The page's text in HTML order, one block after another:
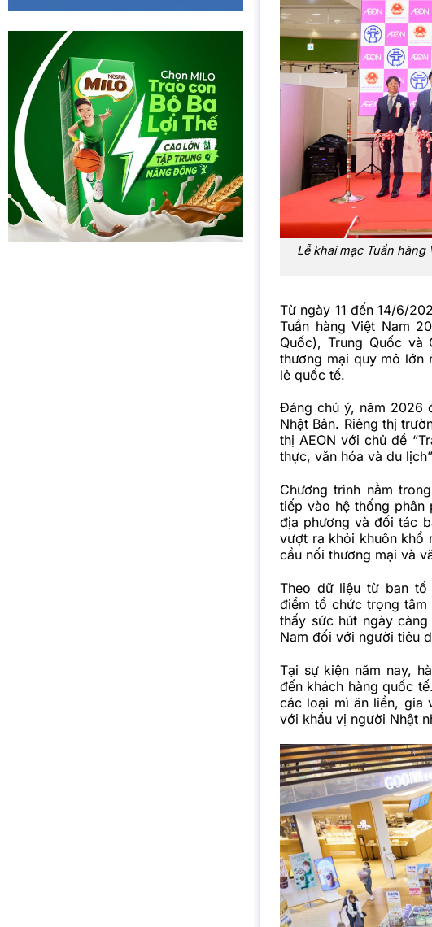
Lễ khai mạc Tuần hàng
Từ ngày 11 đến 14/6/
Tuần hàng Việt Nam
Quốc), Trung Quốc
thương mại quy mô lớn
lẻ quốc tế.
Đáng chú ý, năm 2026
Nhật Bản. Riêng thị
thị AEON với chủ đề
thực, văn hóa và du
Chương trình nằm
tiếp vào hệ thống phân
địa phương và đối tác
vượt ra khỏi khuôn khổ
cầu nối thương mại và
Theo dữ liệu từ ban tổ
điểm tổ chức trọng
thấy sức hút ngày
Nam đối với người tiêu
Tại sự kiện năm nay,
đến khách hàng quốc
các loại mì ăn liền, gia
với khẩu vị người Nhật